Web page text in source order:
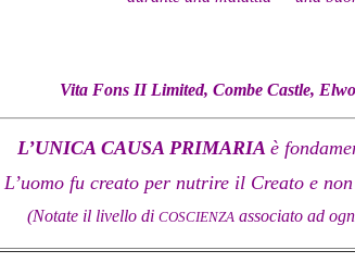
Vita Fons II Limited, Combe Castle,
L’UNICA CAUSA PRIMARIA è
L’uomo fu creato per nutrire il Creato e
(Notate il livello di COSCIENZA associato ad